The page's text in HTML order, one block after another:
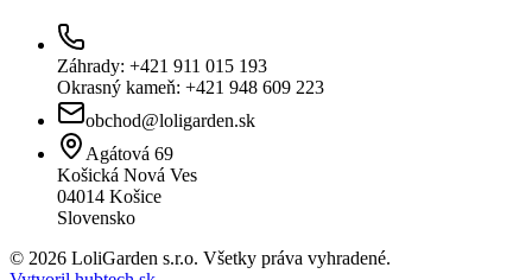
Záhrady: +421 911 015 193
Okrasný kameň: +421 948 609 223
obchod@loligarden.sk
Agátová 69
Košická Nová Ves
04014 Košice
Slovensko
© 2026 LoliGarden s.r.o. Všetky práva vyhradené.